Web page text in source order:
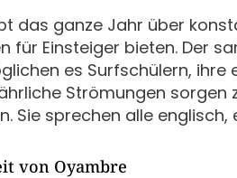
das ganze Jahr über
für Einsteiger bieten. Der
es Surfschülern,
Strömungen sorgen
Sie sprechen alle
von Oyambre